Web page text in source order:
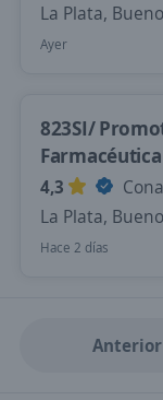
La Plata,
Ayer
823SI/
4,3
La Plata,
Hace 2 días
Anterior